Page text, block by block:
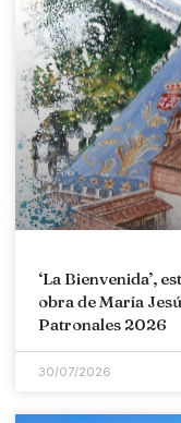
‘La Bienvenida’,
obra de María
Patronales 2026
30/07/2026